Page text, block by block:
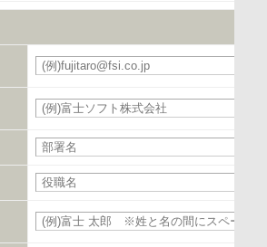
リガナ、企業・団体名、部署名、役職、
話番号、FAX番号、メールアドレス
手段または手法
的な方法
者